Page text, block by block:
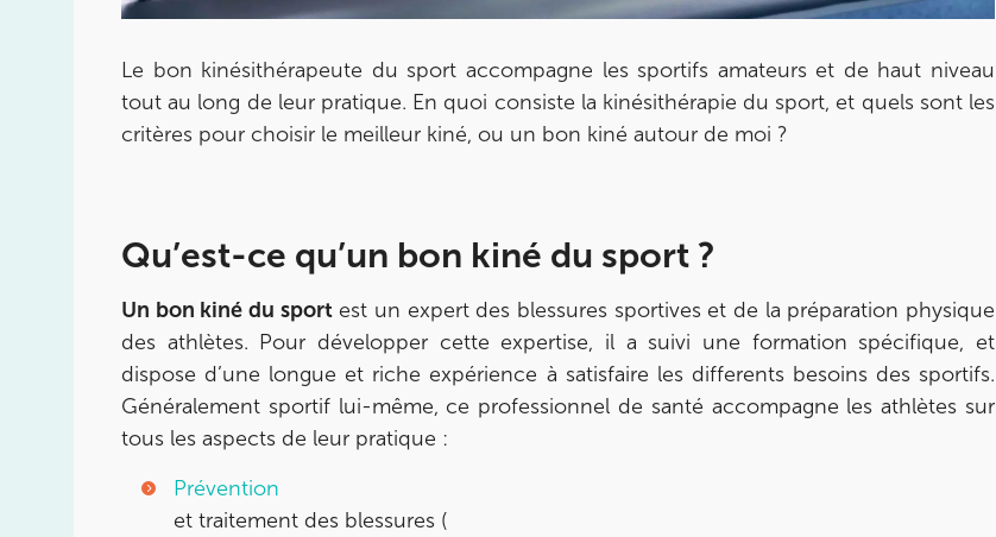
Le bon kinésithérapeute du sport accompagne les sportifs amateurs et de haut niveau
tout au long de leur pratique. En quoi consiste la kinésithérapie du sport, et quels sont les
critères pour choisir le meilleur kiné, ou un bon kiné autour de moi ?
Qu’est-ce qu’un bon kiné du sport ?
Un bon kiné du sportest un expert des blessures sportives et de la préparation physique
des athlètes. Pour développer cette expertise, il a suivi une formation spécifique, et
dispose d’une longue et riche expérience à satisfaire les differents besoins des sportifs.
Généralement sportif lui-même, ce professionnel de santé accompagne les athlètes sur
tous les aspects de leur pratique :
Prévention
et traitement des blessures (
75015 Paris
Prenez RDV sur
Prenez RDV sur
1 Rue Cassette 75006 Paris
1 Rue Cassette 75006 Paris
Prenez RDV sur
Prenez RDV sur
IK BOULOGNE
3 Av. André Morizet 92100 Boulogne-Billancourt
3 Av. André Morizet 92100 Boulogne-Billancourt
01 48 25 34 79